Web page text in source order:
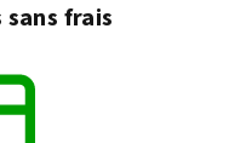
sans frais